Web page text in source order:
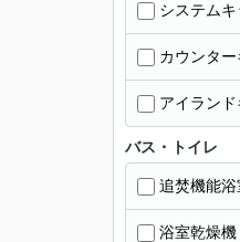
システムキ
カウンタ
アイラン
バス・トイレ
追焚機能浴
浴室乾燥機